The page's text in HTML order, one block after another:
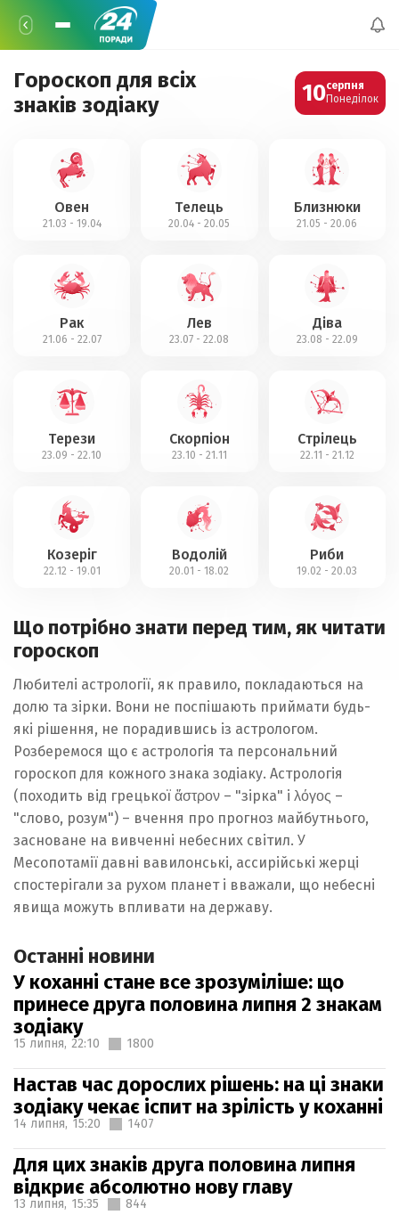
Гороскоп для всіх
знаків зодіаку
10серпня
Понеділок
Овен
21.03 - 19.04
Телець
20.04 - 20.05
Близнюки
21.05 - 20.06
Рак
21.06 - 22.07
Лев
23.07 - 22.08
Діва
23.08 - 22.09
Терези
23.09 - 22.10
Скорпіон
23.10 - 21.11
Стрілець
22.11 - 21.12
Козеріг
22.12 - 19.01
Водолій
20.01 - 18.02
Риби
19.02 - 20.03
Що потрібно знати перед тим, як читати
гороскоп
Любителі астрології, як правило, покладаються на
долю та зірки. Вони не поспішають приймати будь-
які рішення, не порадившись із астрологом.
Розберемося що є астрологія та персональний
гороскоп для кожного знака зодіаку. Астрологія
(походить від грецької ἄστρον – "зірка" і λόγος –
"слово, розум") – вчення про прогноз майбутнього,
засноване на вивченні небесних світил. У
Месопотамії давні вавилонські, ассирійські жерці
спостерігали за рухом планет і вважали, що небесні
явища можуть впливати на державу.
Останні новини
У коханні стане все зрозуміліше: що
принесе друга половина липня 2 знакам
зодіаку
15 липня, 22:10 1800
Настав час дорослих рішень: на ці знаки
зодіаку чекає іспит на зрілість у коханні
14 липня, 15:20 1407
Для цих знаків друга половина липня
відкриє абсолютно нову главу
13 липня, 15:35 844